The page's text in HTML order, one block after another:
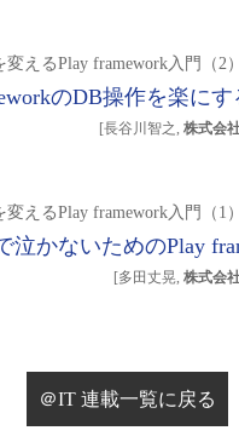
変えるPlay framework入門（2
のDB操作を楽に
[長谷川智之, 株式会
変えるPlay framework入門（1
泣かないためのPlay
[多田丈晃, 株式会
＠IT 連載一覧に戻る